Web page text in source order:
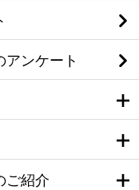
ンケート
ご紹介